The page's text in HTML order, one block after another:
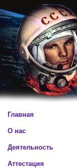
Главная
О нас
Деятельность
Аттестация